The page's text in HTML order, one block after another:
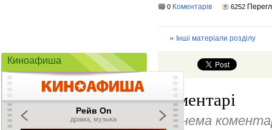
0 Коментарів 6252
Інші матеріали розділу
Коментарі
Ще нема
Киноафиша